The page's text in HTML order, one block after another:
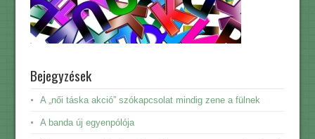
Bejegyzések
A „női táska akció” szókapcsolat mindig zene a fülnek
A banda új egyenpólója